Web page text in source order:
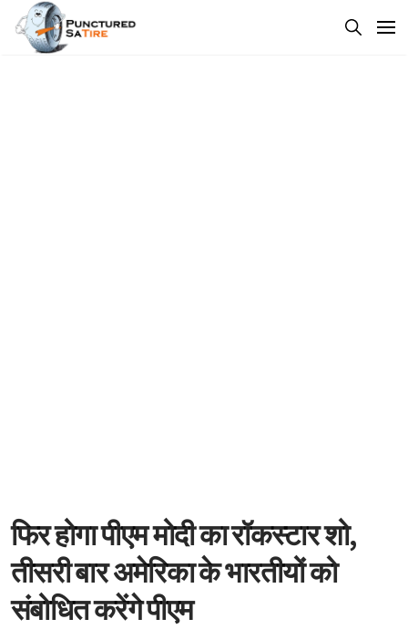
फिर होगा पीएम मोदी का रॉकस्टार शो,
तीसरी बार अमेरिका के भारतीयों को
संबोधित करेंगे पीएम